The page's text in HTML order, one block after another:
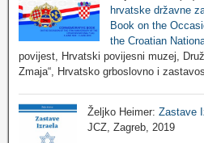
hrvatske državne
Book on the
the Croatian
povijest, Hrvatski povijesni muzej,
Zmaja“, Hrvatsko grboslovno i
Željko Heimer:Zastave
JCZ, Zagreb, 2019